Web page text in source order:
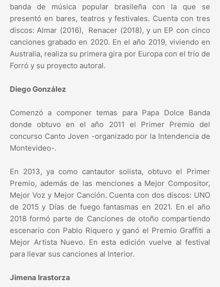
banda de música popular brasileña con la que se
presentó en bares, teatros y festivales. Cuenta con tres
discos: Almar (2016), Renacer (2018), y un EP con cinco
canciones grabado en 2020. En el año 2019, viviendo en
Australia, realiza su primera gira por Europa con el trío de
Forró y su proyecto autoral.
Diego González
Comenzó a componer temas para Papa Dolce Banda
donde obtuvo en el año 2011 el Primer Premio del
concurso Canto Joven -organizado por la Intendencia de
Montevideo-.
En 2013, ya como cantautor solista, obtuvo el Primer
Premio, además de las menciones a Mejor Compositor,
Mejor Voz y Mejor Canción. Cuenta con dos discos: UNO
de 2015 y Días de fuego fantasmas en 2021. En el año
2018 formó parte de Canciones de otoño compartiendo
escenario con Pablo Riquero y ganó el Premio Graffiti a
Mejor Artista Nuevo. En esta edición vuelve al festival
para llevar sus canciones al Interior.
Jimena Irastorza